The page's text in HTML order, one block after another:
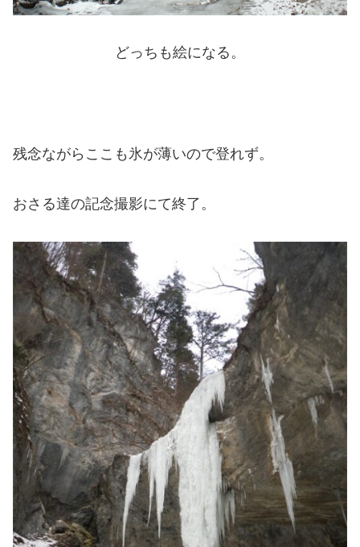
どっちも絵になる。
残念ながらここも氷が薄いので登れず。
おさる達の記念撮影にて終了。